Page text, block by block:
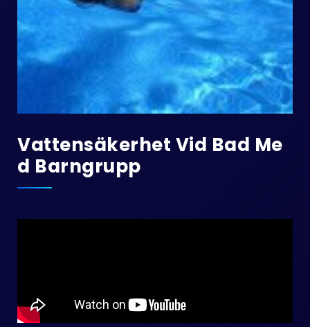
Vattensäkerhet Vid Bad Me
D Barngrupp